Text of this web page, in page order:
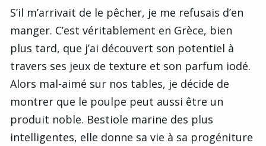
S’il m’arrivait de le pêcher, je me refusais d’en
manger. C’est véritablement en Grèce, bien
plus tard, que j’ai découvert son potentiel à
travers ses jeux de texture et son parfum iodé.
Alors mal-aimé sur nos tables, je décide de
montrer que le poulpe peut aussi être un
produit noble. Bestiole marine des plus
intelligentes, elle donne sa vie à sa progéniture